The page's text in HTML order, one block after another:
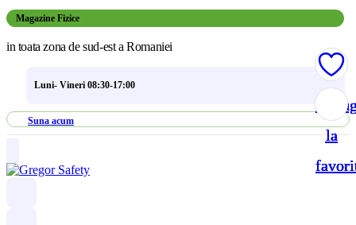
Magazine Fizice
in toata zona de sud-est a Romaniei
Luni- Vineri 08:30-17:00
Suna acum
la
la
la
la